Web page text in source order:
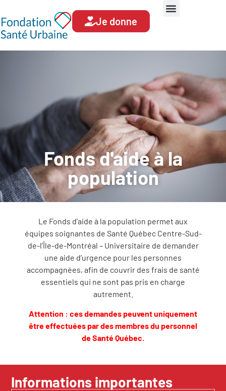
Je donne
Fonds d'aide à la
population
Le Fonds d’aide à la population permet aux
équipes soignantes de Santé Québec Centre-Sud-
de-l’Île-de-Montréal – Universitaire de demander
une aide d’urgence pour les personnes
accompagnées, afin de couvrir des frais de santé
essentiels qui ne sont pas pris en charge
autrement.
Attention : ces demandes peuvent uniquement
être effectuées par des membres du personnel
de Santé Québec.
Informations importantes